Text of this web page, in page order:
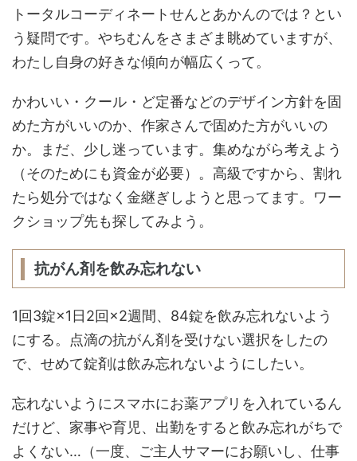
トータルコーディネートせんとあかんのでは？とい
う疑問です。やちむんをさまざま眺めていますが、
わたし自身の好きな傾向が幅広くって。
かわいい・クール・ど定番などのデザイン方針を固
めた方がいいのか、作家さんで固めた方がいいの
か。まだ、少し迷っています。集めながら考えよう
（そのためにも資金が必要）。高級ですから、割れ
たら処分ではなく金継ぎしようと思ってます。ワー
クショップ先も探してみよう。
抗がん剤を飲み忘れない
1回3錠×1日2回×2週間、84錠を飲み忘れないよう
にする。点滴の抗がん剤を受けない選択をしたの
で、せめて錠剤は飲み忘れないようにしたい。
忘れないようにスマホにお薬アプリを入れているん
だけど、家事や育児、出勤をすると飲み忘れがちで
よくない…（一度、ご主人サマーにお願いし、仕事